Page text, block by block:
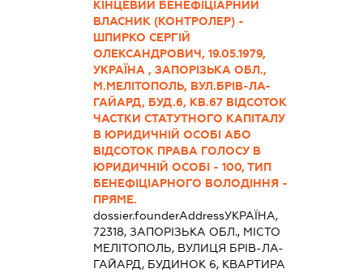
КІНЦЕВИЙ БЕНЕФІЦІАРНИЙ
ВЛАСНИК (КОНТРОЛЕР) -
ШПИРКО СЕРГІЙ
ОЛЕКСАНДРОВИЧ, 19.05.1979,
УКРАЇНА , ЗАПОРІЗЬКА ОБЛ.,
М.МЕЛІТОПОЛЬ, ВУЛ.БРІВ-ЛА-
ГАЙАРД, БУД.6, КВ.67 ВІДСОТОК
ЧАСТКИ СТАТУТНОГО КАПІТАЛУ
В ЮРИДИЧНІЙ ОСОБІ АБО
ВІДСОТОК ПРАВА ГОЛОСУ В
ЮРИДИЧНІЙ ОСОБІ - 100, ТИП
БЕНЕФІЦІАРНОГО ВОЛОДІННЯ -
ПРЯМЕ.
dossier.founderAddressУКРАЇНА,
72318, ЗАПОРІЗЬКА ОБЛ., МІСТО
МЕЛІТОПОЛЬ, ВУЛИЦЯ БРІВ-ЛА-
ГАЙАРД, БУДИНОК 6, КВАРТИРА